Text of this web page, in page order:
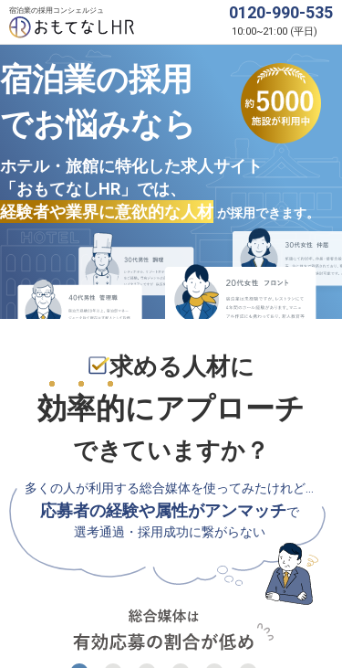
宿泊業の採用コンシェルジュ 0120-990-535
10:00~21:00 (平日)
宿泊業の採用
でお悩みなら
ホテル・旅館に特化した求人サイト
「おもてなしHR」では、
経験者や業界に意欲的な人材 が採用できます。
求める人材に
効率的にアプローチ
できていますか？
多くの人が利用する総合媒体を使ってみたけれど…
応募者の経験や属性がアンマッチで
選考通過・採用成功に繋がらない